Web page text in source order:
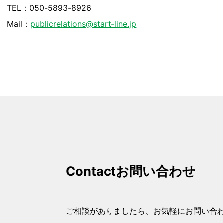
TEL：050-5893-8926
Mail： publicrelations@start-line.jp
Contactお問い合わせ
ご相談がありましたら、お気軽にお問い合